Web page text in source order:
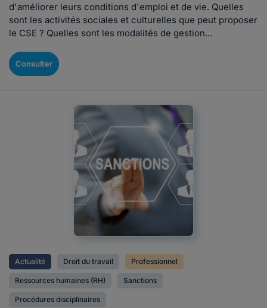
d'améliorer leurs conditions d'emploi et de vie. Quelles
sont les activités sociales et culturelles que peut proposer
le CSE ? Quelles sont les modalités de gestion...
Consulter
Actualité Droit du travail Professionnel
Ressources humaines (RH) Sanctions
Procédures disciplinaires